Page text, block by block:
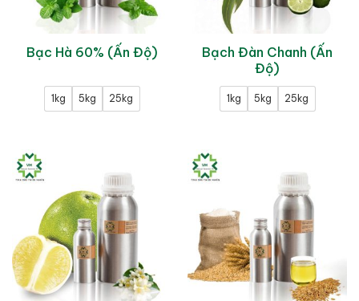
Bạc Hà 60% (Ấn Độ)
1kg 5kg 25kg
Bạch Đàn Chanh (Ấn
Độ)
1kg 5kg 25kg